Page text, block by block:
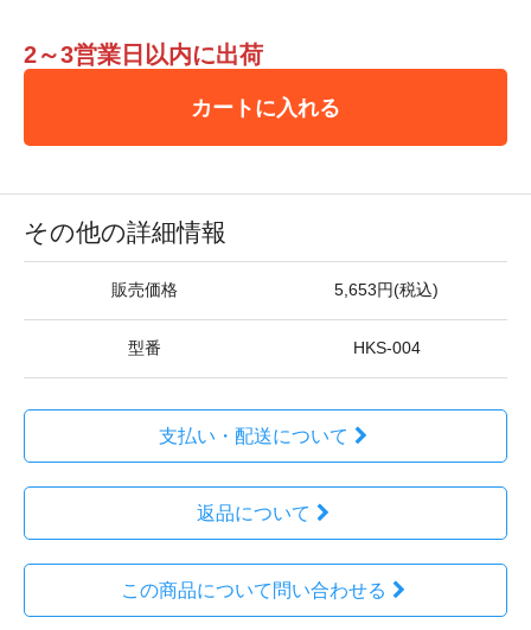
2～3営業日以内に出荷
カートに入れる
その他の詳細情報
販売価格 5,653円(税込)
型番 HKS-004
支払い・配送について
返品について
この商品について問い合わせる